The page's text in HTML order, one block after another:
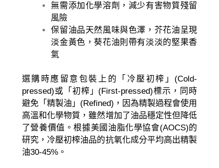
無需添加化學溶劑，減少有害物質殘留
風險
保留油品天然風味與色澤，芥花油呈現
淡金黃色，葵花油則帶有淡淡的堅果香
氣
選購時應留意包裝上的「冷壓初榨」(Cold-
pressed)或「初榨」(First-pressed)標示，同時
避免「精製油」(Refined)，因為精製過程會使用
高溫和化學物質，雖然增加了油品穩定性但降低
了營養價值。根據美國油脂化學協會(AOCS)的
研究，冷壓初榨油品的抗氧化成分平均高出精製
油30-45%。